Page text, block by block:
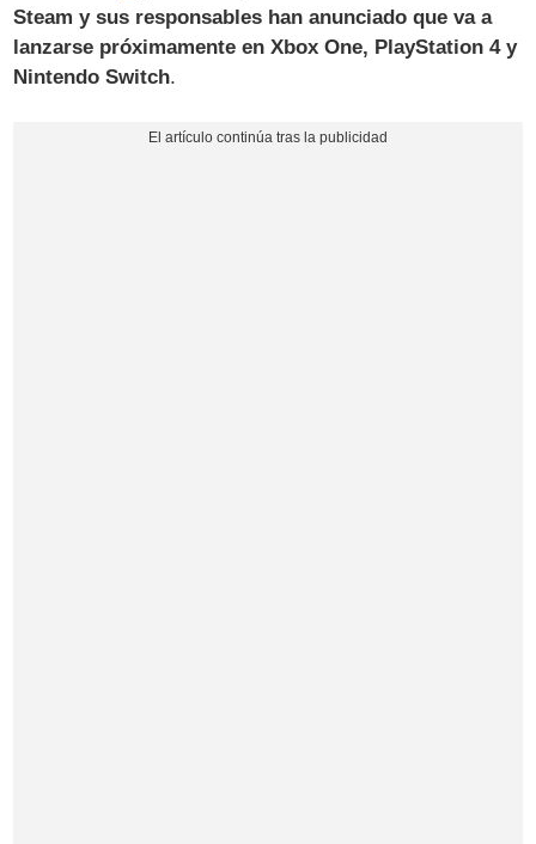
Steam y sus responsables han anunciado que va a
lanzarse próximamente en Xbox One, PlayStation 4 y
Nintendo Switch.